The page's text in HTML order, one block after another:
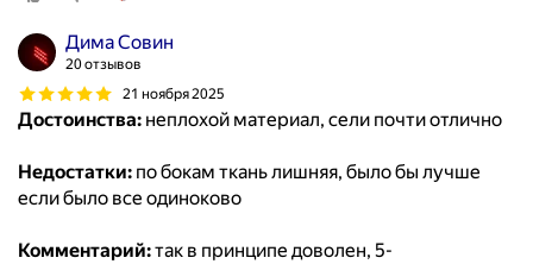
Дима Совин
20 отзывов
21 ноября 2025
Достоинства: неплохой материал, сели почти отлично
Недостатки: по бокам ткань лишняя, было бы лучше
если было все одиноково
Комментарий:так в принципе доволен, 5-